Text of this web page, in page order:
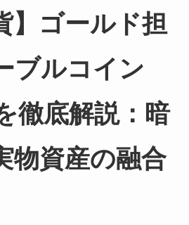
】ゴールド担
ブルコイン
徹底解説：暗
物資産の融合